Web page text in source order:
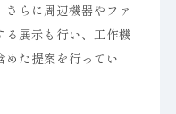
らに周辺機器やファ
る展示も行い、工作機
めた提案を行ってい